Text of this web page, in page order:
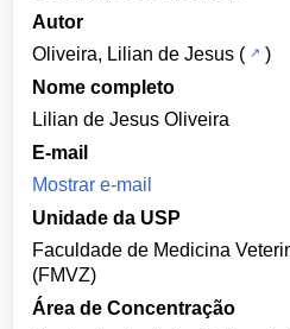
Autor
Oliveira, Lilian de Jesus (
)
Nome completo
Lilian de Jesus Oliveira
E-mail
Mostrar e-mail
Unidade da USP
Faculdade de Medicina
(FMVZ)
Área de Concentração